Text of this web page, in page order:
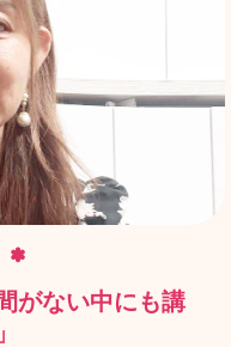
がない中にも講